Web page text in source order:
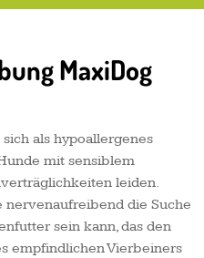
MaxiDog
als hypoallergenes
mit sensiblem
leiden.
nervenaufreibend die Suche
sein kann, das den
empfindlichen Vierbeiners